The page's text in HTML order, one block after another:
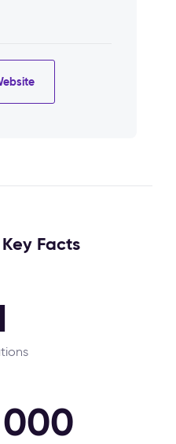
Facts